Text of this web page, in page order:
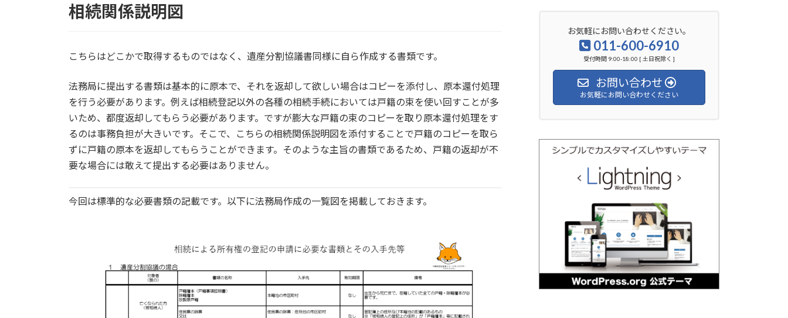
相続関係説明図
こちらはどこかで取得するものではなく、遺産分割協議書同様に自ら作成する書類です。
法務局に提出する書類は基本的に原本で、それを返却して欲しい場合はコピーを添付し、原本還付処理
を行う必要があります。例えば相続登記以外の各種の相続手続においては戸籍の束を使い回すことが多
いため、都度返却してもらう必要があります。ですが膨大な戸籍の束のコピーを取り原本還付処理をす
るのは事務負担が大きいです。そこで、こちらの相続関係説明図を添付することで戸籍のコピーを取ら
ずに戸籍の原本を返却してもらうことができます。そのような主旨の書類であるため、戸籍の返却が不
要な場合には敢えて提出する必要はありません。
今回は標準的な必要書類の記載です。以下に法務局作成の一覧図を掲載しておきます。
お気軽にお問い合わせください。
011-600-6910
受付時間 9:00-18:00 [ 土日祝除く ]
お問い合わせ
お気軽にお問い合わせください